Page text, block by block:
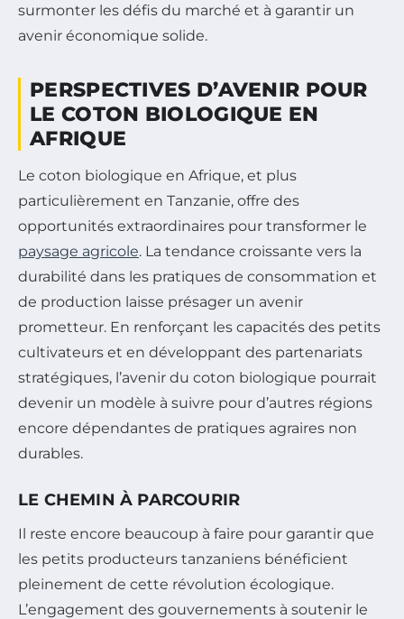
surmonter les défis du marché et à garantir un
avenir économique solide.
PERSPECTIVES D’AVENIR POUR
LE COTON BIOLOGIQUE EN
AFRIQUE
Le coton biologique en Afrique, et plus
particulièrement en Tanzanie, offre des
opportunités extraordinaires pour transformer le
paysage agricole. La tendance croissante vers la
durabilité dans les pratiques de consommation et
de production laisse présager un avenir
prometteur. En renforçant les capacités des petits
cultivateurs et en développant des partenariats
stratégiques, l’avenir du coton biologique pourrait
devenir un modèle à suivre pour d’autres régions
encore dépendantes de pratiques agraires non
durables.
LE CHEMIN À PARCOURIR
Il reste encore beaucoup à faire pour garantir que
les petits producteurs tanzaniens bénéficient
pleinement de cette révolution écologique.
L’engagement des gouvernements à soutenir le